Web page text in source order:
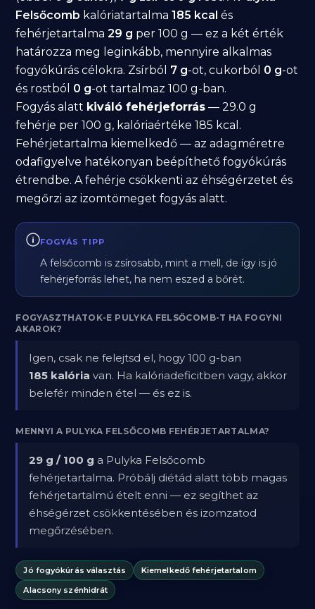
Felsőcomb kalóriatartalma185 kcal és
fehérjetartalma29 g per 100 g — ez a két érték
határozza meg leginkább, mennyire alkalmas
fogyókúrás célokra. Zsírból 7 g-ot, cukorból 0 g-ot
és rostból 0 g-ot tartalmaz 100 g-ban.
Fogyás alatt kiváló fehérjeforrás — 29.0 g
fehérje per 100 g, kalóriaértéke 185 kcal.
Fehérjetartalma kiemelkedő — az adagméretre
odafigyelve hatékonyan beépíthető fogyókúrás
étrendbe. A fehérje csökkenti az éhségérzetet és
megőrzi az izomtömeget fogyás alatt.
FOGYÁS TIPP
A felsőcomb is zsírosabb, mint a mell, de így is jó
fehérjeforrás lehet, ha nem eszed a bőrét.
FOGYASZTHATOK-E PULYKA FELSŐCOMB-T HA FOGYNI
AKAROK?
Igen, csak ne felejtsd el, hogy 100 g-ban
185 kalória van. Ha kalóriadeficitben vagy, akkor
belefér minden étel — és ez is.
MENNYI A PULYKA FELSŐCOMB FEHÉRJETARTALMA?
29 g / 100 g a Pulyka Felsőcomb
fehérjetartalma. Próbálj diétád alatt több magas
fehérjetartalmú ételt enni — ez segíthet az
éhségérzet csökkentésében és izomzatod
megőrzésében.
Jó fogyókúrás választás
Kiemelkedő fehérjetartalom
Alacsony szénhidrát